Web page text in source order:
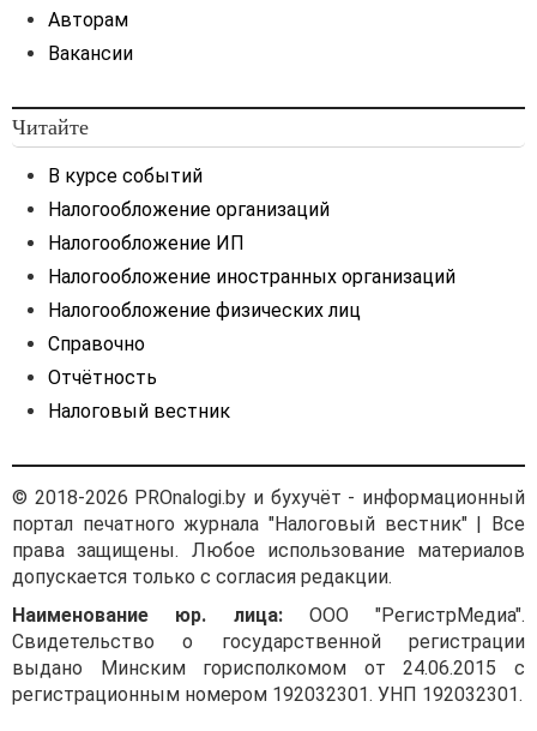
Авторам
Вакансии
Читайте
В курсе событий
Налогообложение организаций
Налогообложение ИП
Налогообложение иностранных организаций
Налогообложение физических лиц
Справочно
Отчётность
Налоговый вестник
© 2018-2026 PROnalogi.by и бухучёт - информационный
портал печатного журнала "Налоговый вестник" | Все
права защищены. Любое использование материалов
допускается только с согласия редакции.
Наименование юр. лица:ООО "РегистрМедиа".
Свидетельство о государственной регистрации
выдано Минским горисполкомом от 24.06.2015 с
регистрационным номером 192032301. УНП 192032301.